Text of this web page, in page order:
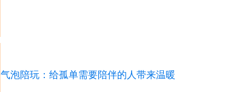
气泡陪玩：给孤单需要陪伴的人带来温暖